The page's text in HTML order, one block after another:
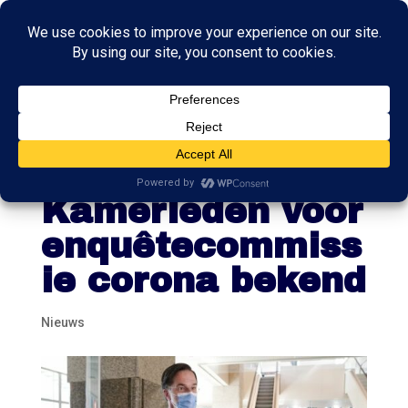
Namen van
meeste
Kamerleden voor
enquêtecommiss
ie corona bekend
Nieuws